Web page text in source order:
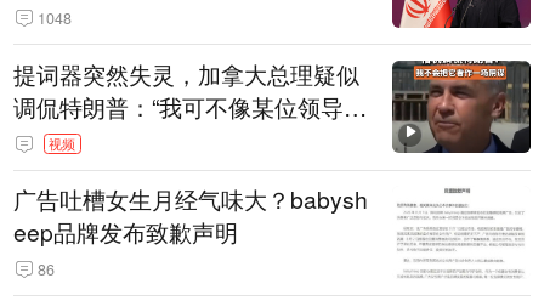
1048
提词器突然失灵，加拿大总理疑似
调侃特朗普：“我可不像某位领导
人，把这当成一场阴谋”，全场哄笑
视频
广告吐槽女生月经气味大？babysh
eep品牌发布致歉声明
86